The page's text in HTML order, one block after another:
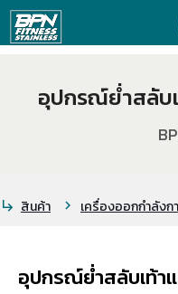
อุปกรณ์ย่ำสลับ
subdirectory_arrow_right สินค้า chevron_right เครื่องออกกำลังก
อุปกรณ์ย่ำสลับเท้า